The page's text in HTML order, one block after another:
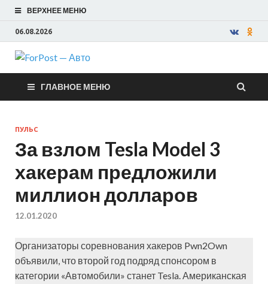
ВЕРХНЕЕ МЕНЮ
06.08.2026
ForPost —
Авто
ГЛАВНОЕ МЕНЮ
ПУЛЬС
За взлом Tesla Model 3
хакерам предложили
миллион долларов
12.01.2020
Организаторы соревнования хакеров Pwn2Own
объявили, что второй год подряд спонсором в
категории «Автомобили» станет Tesla. Американская